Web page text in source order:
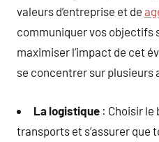
valeurs d’entreprise et de
communiquer vos objectifs
maximiser l’impact de cet
se concentrer sur plusieurs
La logistique : Choisir le
transports et s’assurer que